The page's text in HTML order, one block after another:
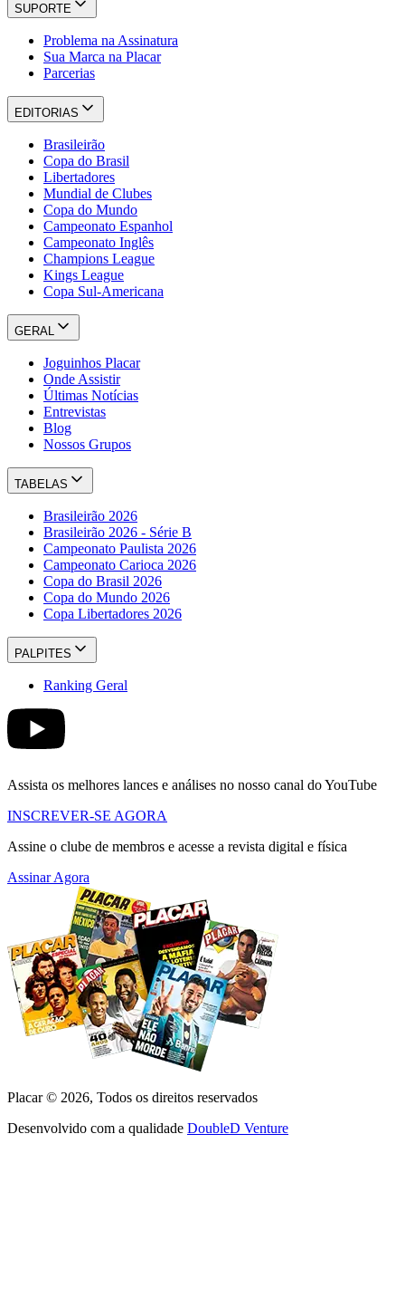
SUPORTE
Problema na Assinatura
Sua Marca na Placar
Parcerias
EDITORIAS
Brasileirão
Copa do Brasil
Libertadores
Mundial de Clubes
Copa do Mundo
Campeonato Espanhol
Campeonato Inglês
Champions League
Kings League
Copa Sul-Americana
GERAL
Joguinhos Placar
Onde Assistir
Últimas Notícias
Entrevistas
Blog
Nossos Grupos
TABELAS
Brasileirão 2026
Brasileirão 2026 - Série B
Campeonato Paulista 2026
Campeonato Carioca 2026
Copa do Brasil 2026
Copa do Mundo 2026
Copa Libertadores 2026
PALPITES
Ranking Geral
Assista os melhores lances e análises no nosso canal do YouTube
INSCREVER-SE AGORA
Assine o clube de membros e acesse a revista digital e física
Assinar Agora
Placar © 2026, Todos os direitos reservados
Desenvolvido com a qualidade DoubleD Venture